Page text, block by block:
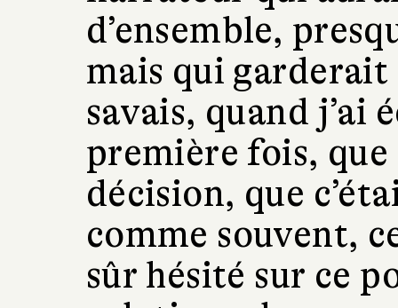
d’ensemble,
mais qui garderait
savais, quand j’ai
première fois, que
décision, que
comme souvent,
sûr hésité sur ce